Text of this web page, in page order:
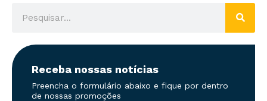
Receba nossas notícias
Preencha o formulário abaixo e fique por dentro
de nossas promoções